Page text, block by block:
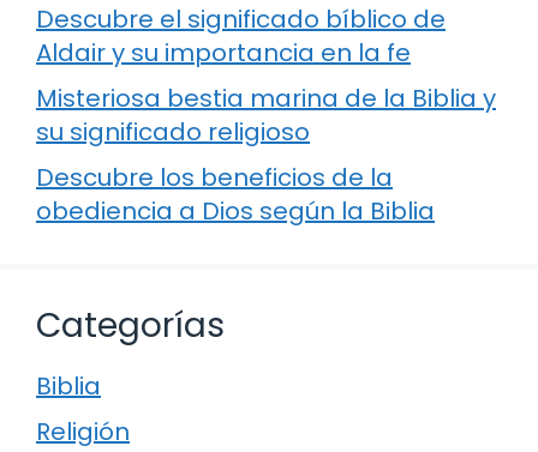
Descubre el significado bíblico de
Aldair y su importancia en la fe
Misteriosa bestia marina de la Biblia y
su significado religioso
Descubre los beneficios de la
obediencia a Dios según la Biblia
Categorías
Biblia
Religión